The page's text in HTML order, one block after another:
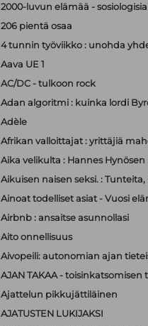
2000-luvun elämää -
206 pientä osaa
4 tunnin työviikko : unohda
Aava UE 1
AC/DC - tulkoon rock
Adan algoritmi : kuinka lordi
Adèle
Afrikan valloittajat : yrittäjiä
Aika velikulta : Hannes Hynösen
Aikuisen naisen seksi. :
Ainoat todelliset asiat - Vuosi
Airbnb : ansaitse asunnollasi
Aito onnellisuus
Aivopeili: autonomian ajan
AJAN TAKAA - toisinkatsomisen
Ajattelun pikkujättiläinen
AJATUSTEN LUKIJAKSI